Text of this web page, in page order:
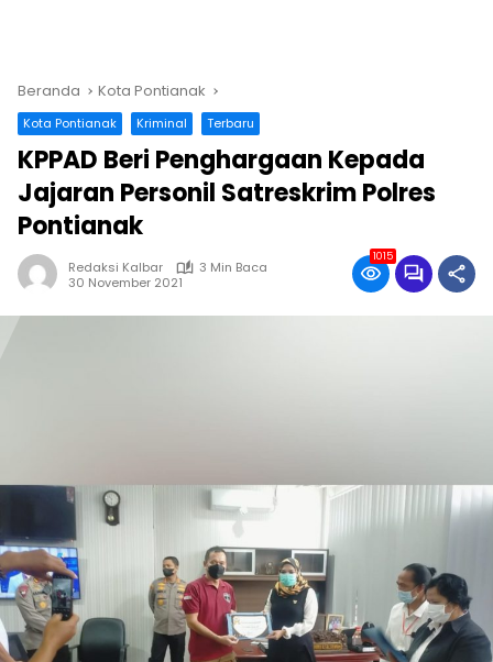
Beranda Kota Pontianak
Kota Pontianak Kriminal Terbaru
KPPAD Beri Penghargaan Kepada
Jajaran Personil Satreskrim Polres
Pontianak
Redaksi Kalbar
3 Min Baca
30 November 2021
1015